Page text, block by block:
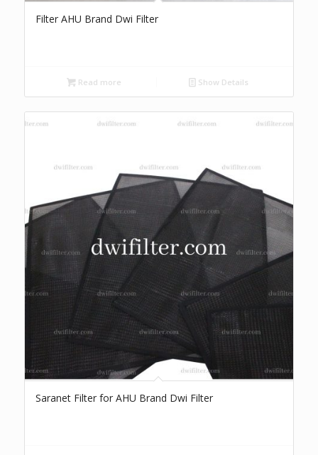
Filter AHU Brand Dwi Filter
Read more Show Details
Saranet Filter for AHU Brand Dwi Filter